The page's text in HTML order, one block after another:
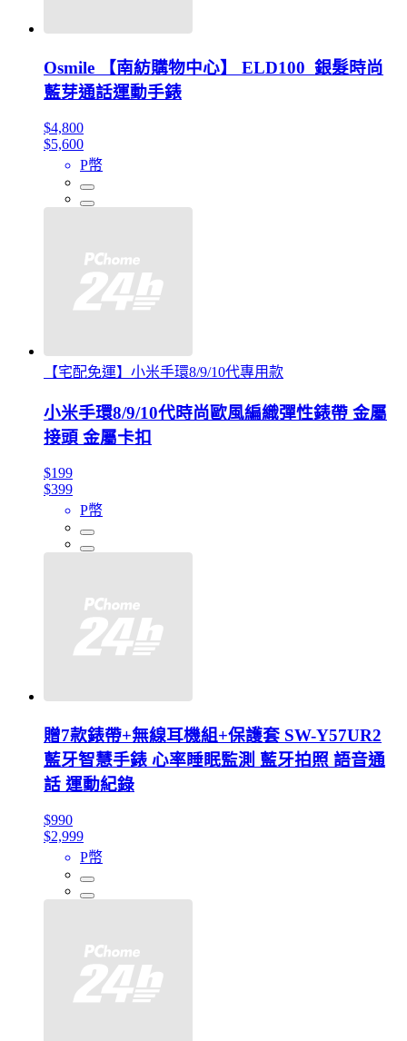
Osmile 【南紡購物中心】 ELD100 銀髮時尚
藍芽通話運動手錶
$4,800
$5,600
P幣
【宅配免運】小米手環8/9/10代專用款
小米手環8/9/10代時尚歐風編織彈性錶帶 金屬
接頭 金屬卡扣
$199
$399
P幣
贈7款錶帶+無線耳機組+保護套 SW-Y57UR2
藍牙智慧手錶 心率睡眠監測 藍牙拍照 語音通
話 運動紀錄
$990
$2,999
P幣